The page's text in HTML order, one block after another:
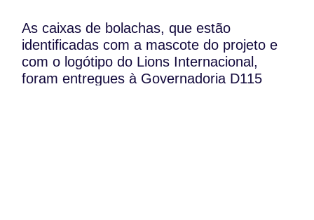
As caixas de bolachas, que estão
identificadas com a mascote do projeto e
com o logótipo do Lions Internacional,
foram entregues à Governadoria D115